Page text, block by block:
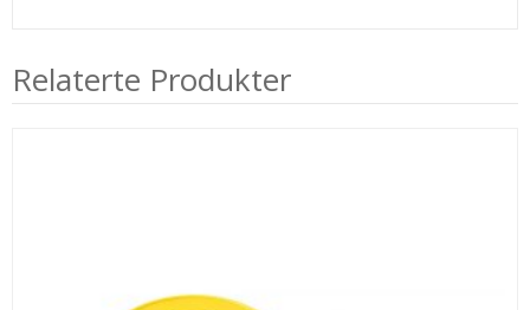
Relaterte Produkter